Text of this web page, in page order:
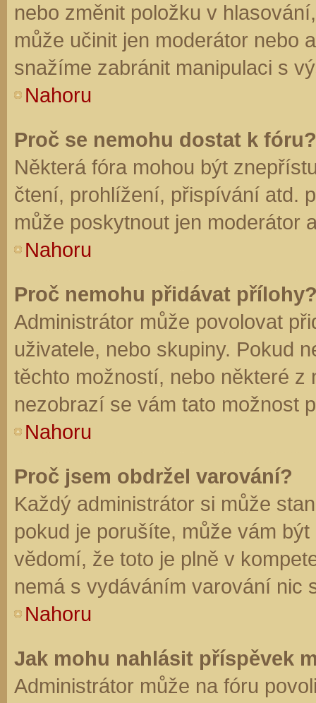
nebo změnit položku v
může učinit jen moderátor nebo
snažíme zabránit manipulaci s
Nahoru
Proč se nemohu dostat k fóru?
Některá fóra mohou být
čtení, prohlížení, přispívání atd.
může poskytnout jen moderátor
Nahoru
Proč nemohu přidávat
Administrátor může povolovat
uživatele, nebo skupiny. Pokud
těchto možností, nebo některé z
nezobrazí se vám tato možnost
Nahoru
Proč jsem obdržel varování?
Každý administrátor si může
pokud je porušíte, může vám
vědomí, že toto je plně v
nemá s vydáváním varování nic
Nahoru
Jak mohu nahlásit příspěvek
Administrátor může na fóru